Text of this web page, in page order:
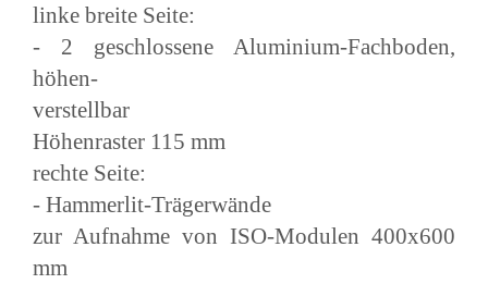
linke breite Seite:
- 2 geschlossene Aluminium-Fachboden,
höhen-
verstellbar
Höhenraster 115 mm
rechte Seite:
- Hammerlit-Trägerwände
zur Aufnahme von ISO-Modulen 400x600
mm